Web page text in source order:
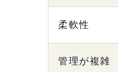
柔軟性
管理が複雑